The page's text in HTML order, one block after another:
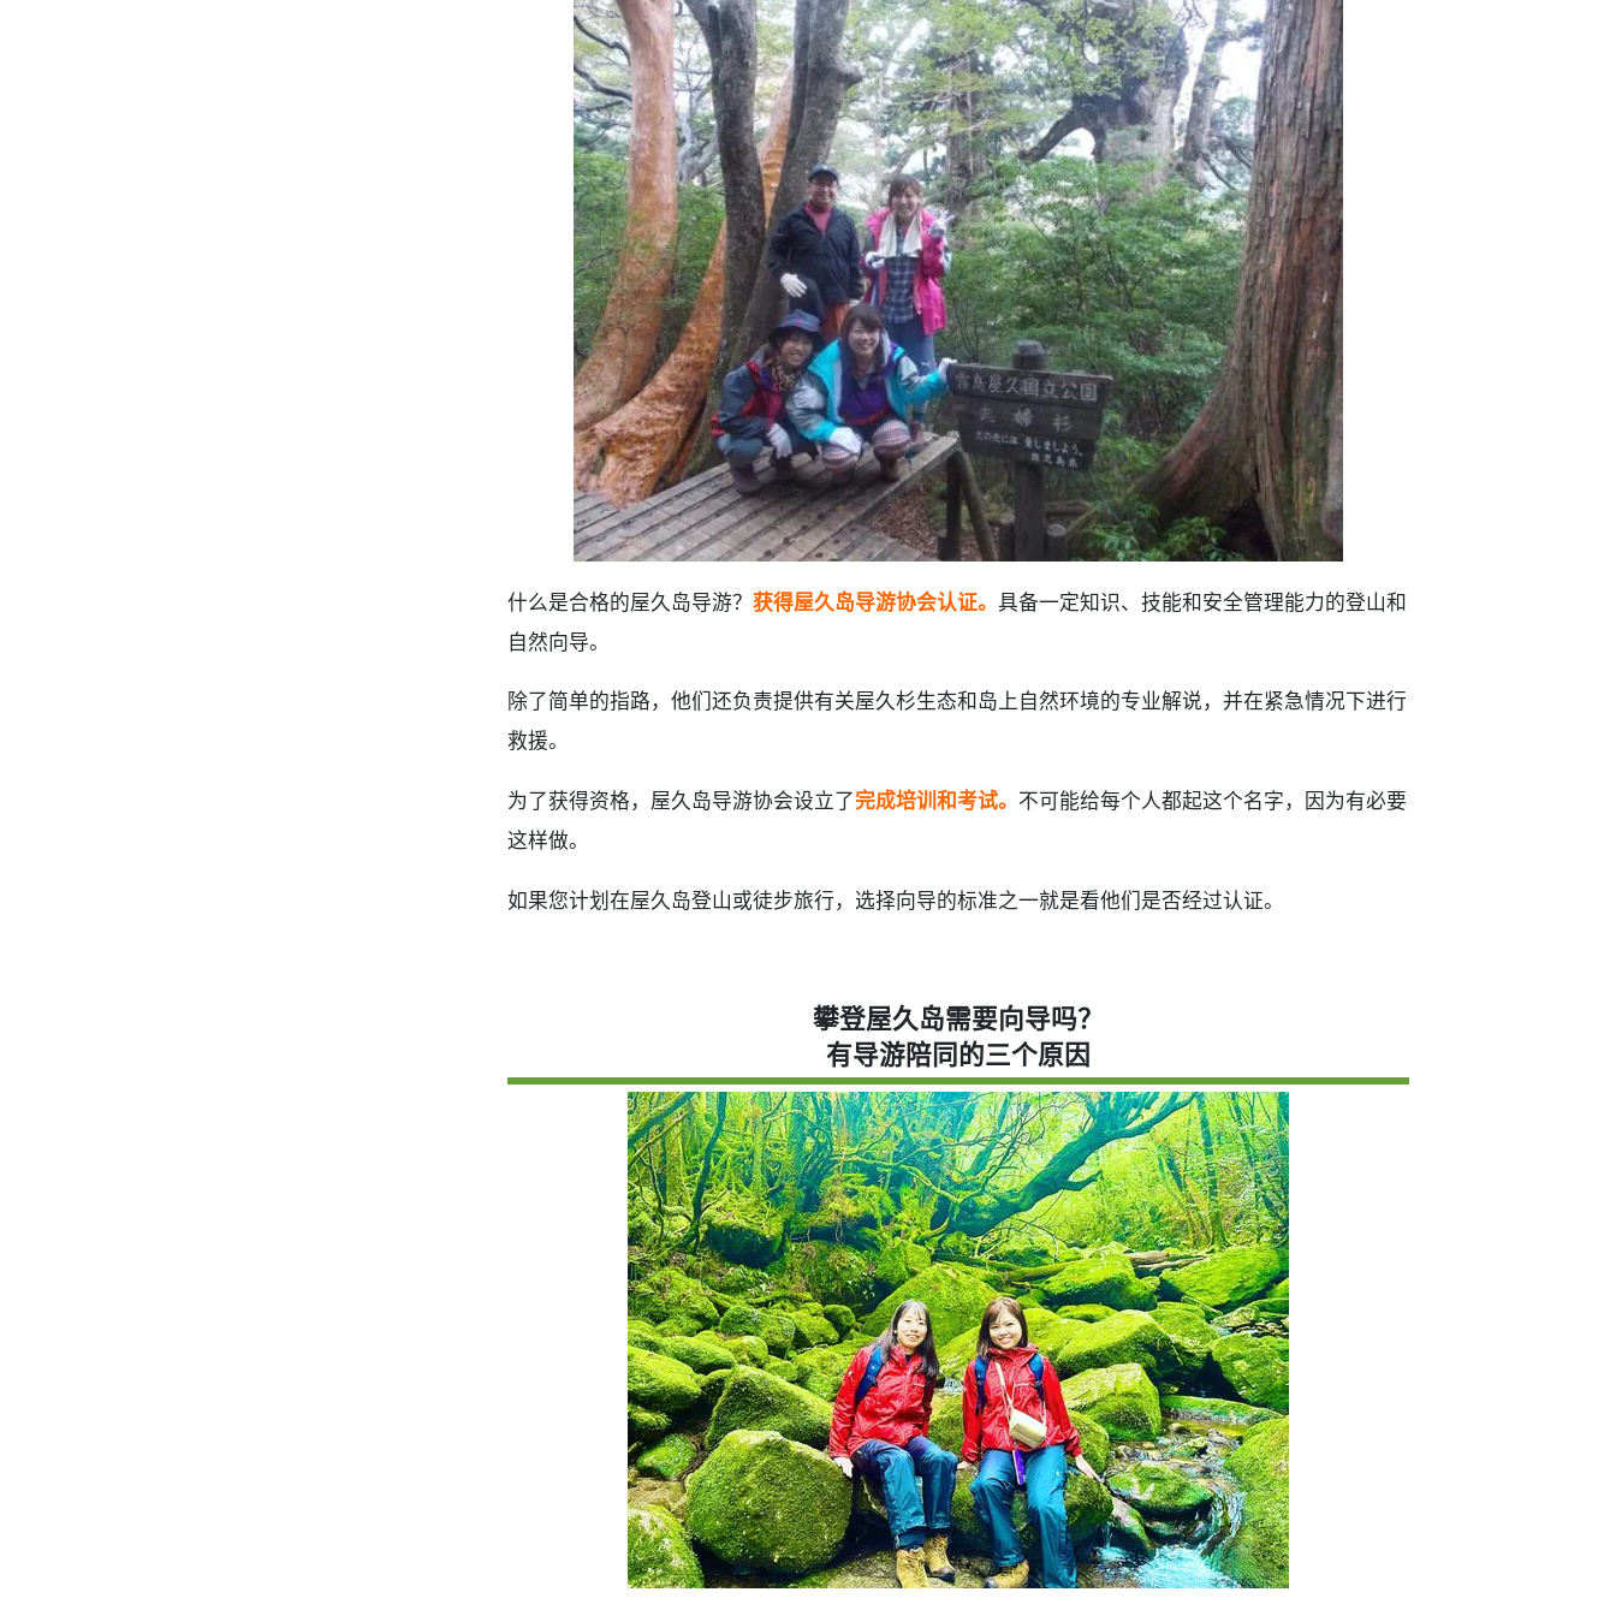
什么是合格的屋久岛导游？ 获得屋久岛导游协会认证。 具备一定知识、技能和安全管理能力的登山和
自然向导。
除了简单的指路，他们还负责提供有关屋久杉生态和岛上自然环境的专业解说，并在紧急情况下进行
救援。
为了获得资格，屋久岛导游协会设立了完成培训和考试。 不可能给每个人都起这个名字，因为有必要
这样做。
如果您计划在屋久岛登山或徒步旅行，选择向导的标准之一就是看他们是否经过认证。
攀登屋久岛需要向导吗？
有导游陪同的三个原因